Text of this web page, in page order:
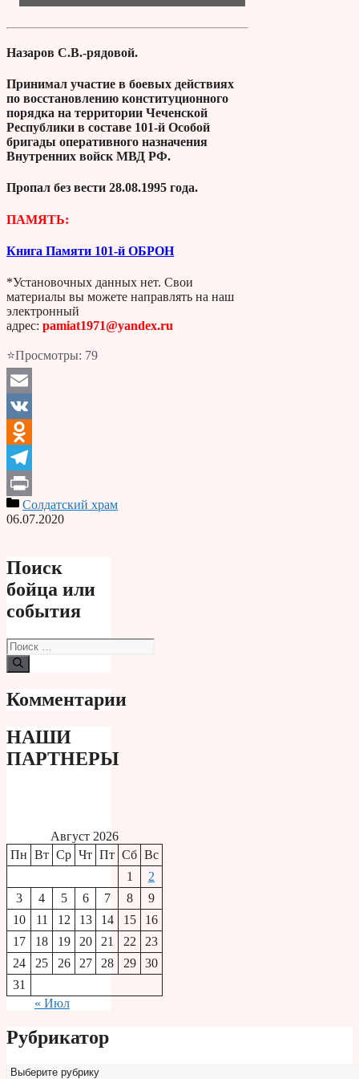
Назаров С.В.-рядовой.
Принимал участие в боевых действиях
по восстановлению конституционного
порядка на территории Чеченской
Республики в составе 101-й Особой
бригады оперативного назначения
Внутренних войск МВД РФ.
Пропал без вести 28.08.1995 года.
ПАМЯТЬ:
Книга Памяти 101-й ОБРОН
*Установочных данных нет. Свои
материалы вы можете направлять на наш
электронный
адрес: pamiat1971@yandex.ru
⭐Просмотры: 79
Email
VK
Odnoklassniki
Telegram
PrintСолдатский храм
06.07.2020
Поиск
бойца или
события
Поиск:
Комментарии
НАШИ
ПАРТНЕРЫ
Август 2026
Пн Вт Ср Чт Пт Сб Вс
1
2
3
4 5 6 7 8
9
10
11 12 13 14 15
16
17
18 19 20 21 22
23
24
25 26 27 28 29
30
31
« Июл
Рубрикатор
Рубрикатор